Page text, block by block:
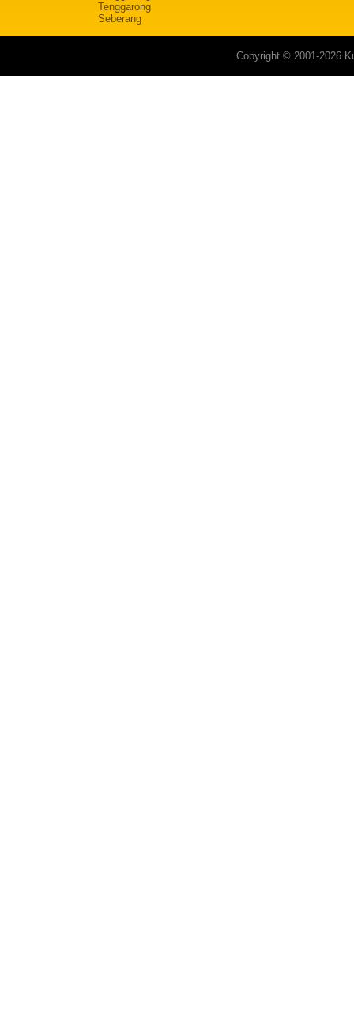
Tenggarong
Seberang
Copyright © 2001-2026